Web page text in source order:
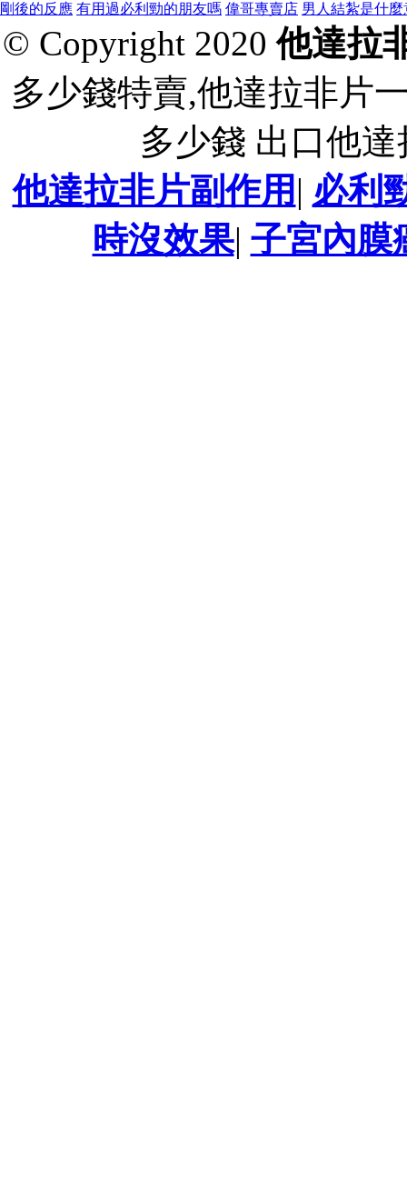
剛後的反應 有用過必利勁的朋友嗎 偉哥專賣店 男人結紮是什麼
© Copyright 2020他達拉
多少錢特賣,他達拉非片
多少錢 出口他
他達拉非片副作用 | 必利
時沒效果| 子宮內膜